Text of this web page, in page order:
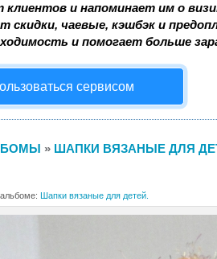
клиентов и напоминает им о
скидки, чаевые, кэшбэк и
и помогает больше
сервисом
» ШАПКИ ВЯЗАНЫЕ ДЛЯ
Шапки вязаные для детей.